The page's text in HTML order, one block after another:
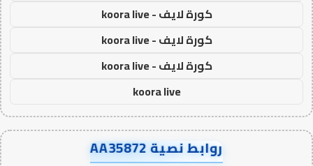
كورة لايف - koora live
كورة لايف - koora live
كورة لايف - koora live
koora live
روابط نصية AA35872